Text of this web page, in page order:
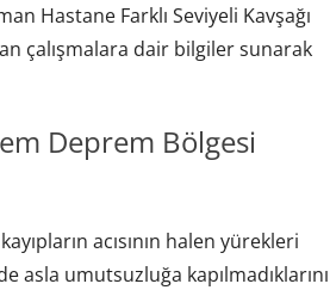
Hastane Farklı Seviyeli Kavşağı
çalışmalara dair bilgiler sunarak
Deprem Bölgesi
acısının halen yürekleri
asla umutsuzluğa kapılmadıklarını